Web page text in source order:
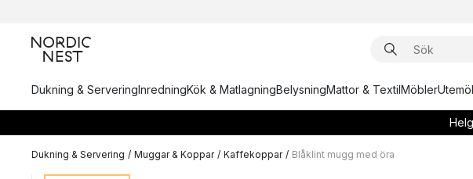
Dukning & ServeringInredningKök & MatlagningBelysningMattor & TextilMöbler
Dukning & Servering / Muggar & Koppar / Kaffekoppar / Blåklint mugg med öra